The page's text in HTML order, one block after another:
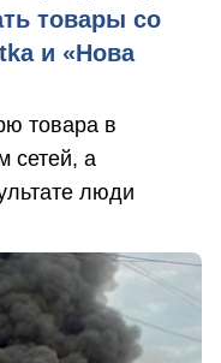
товары со
и «Нова
товара в
сетей, а
люди